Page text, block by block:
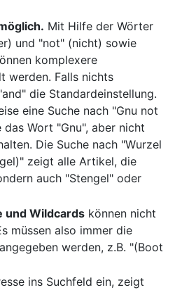
Mit Hilfe der Wörter
und "not" (nicht) sowie
komplexere
werden. Falls nichts
die Standardeinstellung.
eine Suche nach "Gnu not
das Wort "Gnu", aber nicht
Die Suche nach "Wurzel
zeigt alle Artikel, die
auch "Stengel" oder
und Wildcardskönnen nicht
müssen also immer die
werden, z.B. "(Boot
ins Suchfeld ein, zeigt